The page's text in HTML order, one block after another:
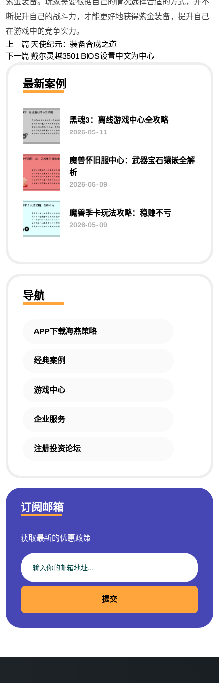
紫金装备。玩家需要根据自己的情况选择合适的方式，并不
断提升自己的战斗力，才能更好地获得紫金装备，提升自己
在游戏中的竞争实力。
上一篇 天使纪元：装备合成之道
下一篇 戴尔灵越3501 BIOS设置中文为中心
最新案例
黑魂3：离线游戏中心全攻略
2026-05-11
魔兽怀旧服中心：武器宝石镶嵌全解
析
2026-05-09
魔兽季卡玩法攻略：稳赚不亏
2026-05-09
导航
APP下载海燕策略
经典案例
游戏中心
企业服务
注册投资论坛
订阅邮箱
获取最新的优惠政策
提交